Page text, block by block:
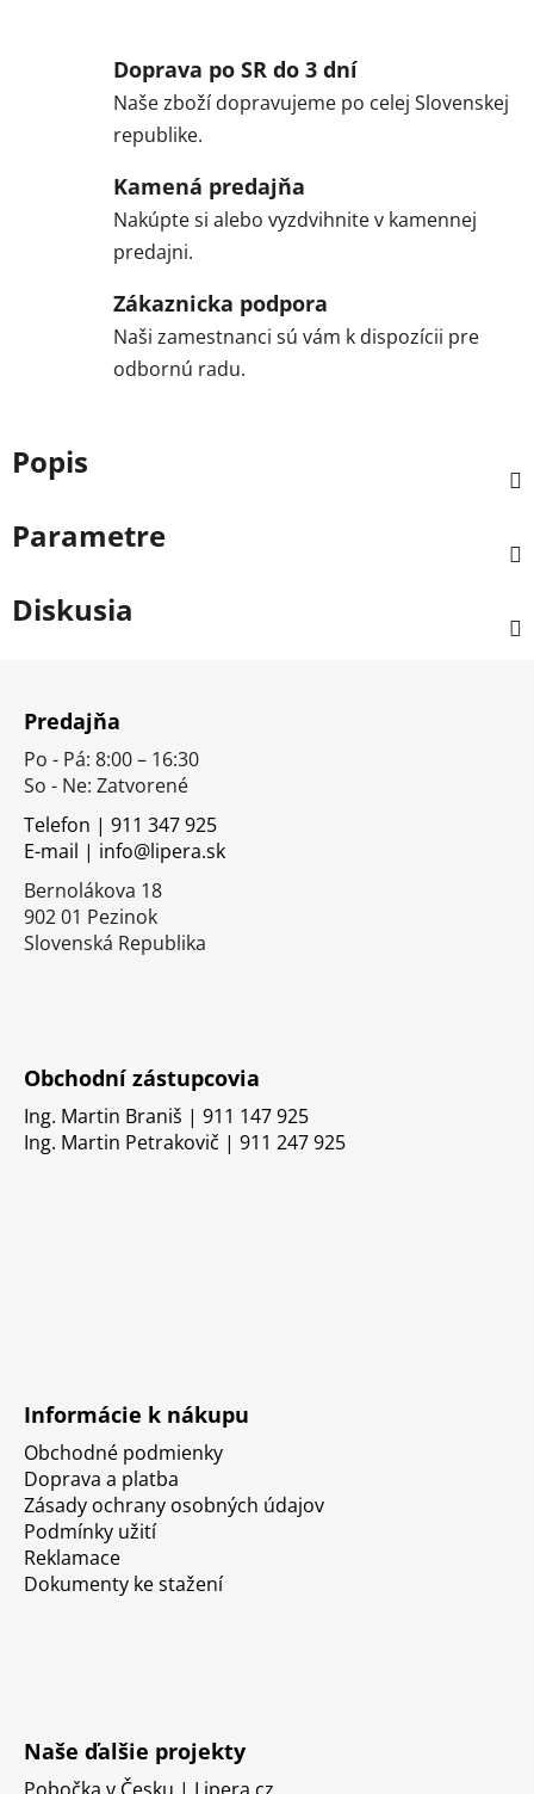
Doprava po SR do 3 dní
Naše zboží dopravujeme po celej Slovenskej
republike.
Kamená predajňa
Nakúpte si alebo vyzdvihnite v kamennej
predajni.
Zákaznicka podpora
Naši zamestnanci sú vám k dispozícii pre
odbornú radu.
Popis
Parametre
Diskusia
Predajňa
Po - Pá: 8:00 – 16:30
So - Ne: Zatvorené
Telefon | 911 347 925
E-mail | info@lipera.sk
Bernolákova 18
902 01 Pezinok
Slovenská Republika
Obchodní zástupcovia
Ing. Martin Braniš | 911 147 925
Ing. Martin Petrakovič | 911 247 925
Informácie k nákupu
Obchodné podmienky
Doprava a platba
Zásady ochrany osobných údajov
Podmínky užití
Reklamace
Dokumenty ke stažení
Naše ďalšie projekty
Pobočka v Česku | Lipera.cz